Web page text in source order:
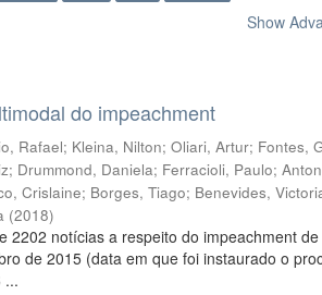
Show
do impeachment
Rafael; Kleina, Nilton;Oliari, Artur; Fontes,
; Drummond, Daniela; Ferracioli, Paulo;
Crislaine; Borges, Tiago; Benevides,
(2018)
2202 notícias a respeito do impeachment
de 2015 (data em que foi instaurado o
...